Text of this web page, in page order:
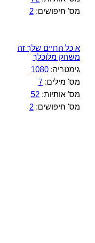
מס' חיפושים: 2
א כל החיים שלך זה
משחק מלוכלך
גימטריה:1080
מס' מילים:7
מס' אותיות: 52
מס' חיפושים: 2